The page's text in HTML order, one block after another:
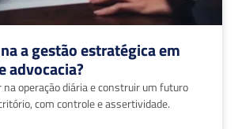
a gestão estratégica em
advocacia?
na operação diária e construir um futuro
com controle e assertividade.